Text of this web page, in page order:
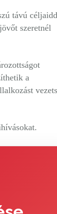
távú
szeretnél
a